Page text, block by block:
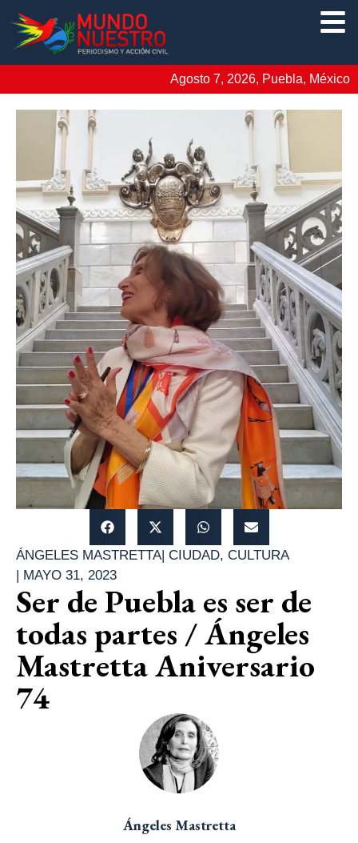
Agosto 7, 2026, Puebla, México
ÁNGELES MASTRETTA| CIUDAD, CULTURA
| MAYO 31, 2023
Ser de Puebla es ser de
todas partes / Ángeles
Mastretta Aniversario
74
Ángeles Mastretta